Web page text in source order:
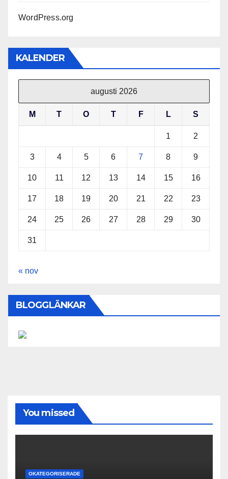
WordPress.org
KALENDER
augusti 2026
M T O T F L S
1 2
3 4 5 6 7 8 9
10 11 12 13 14 15 16
17 18 19 20 21 22 23
24 25 26 27 28 29 30
31
« nov
BLOGGLÄNKAR
You missed
OKATEGORISERADE